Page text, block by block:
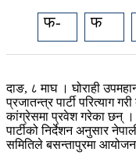
फ- फ
दाङ, ८ माघ । घोराही
प्रजातन्त्र पार्टी परित्याग
कांग्रेसमा प्रवेश गरेका छन्
पार्टीको निर्देशन अनुसार
समितिले बसन्तापुरमा